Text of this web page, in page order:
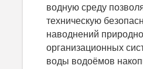
водную среду
техническую
наводнений
организационных
воды водоёмов